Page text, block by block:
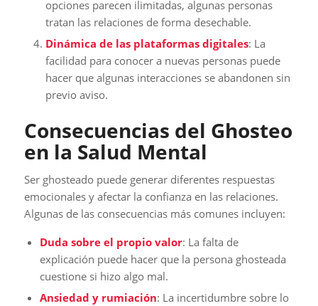
opciones parecen ilimitadas, algunas personas
tratan las relaciones de forma desechable.
Dinámica de las plataformas digitales: La
facilidad para conocer a nuevas personas puede
hacer que algunas interacciones se abandonen sin
previo aviso.
Consecuencias del Ghosteo
en la Salud Mental
Ser ghosteado puede generar diferentes respuestas
emocionales y afectar la confianza en las relaciones.
Algunas de las consecuencias más comunes incluyen:
Duda sobre el propio valor: La falta de
explicación puede hacer que la persona ghosteada
cuestione si hizo algo mal.
Ansiedad y rumiación: La incertidumbre sobre lo